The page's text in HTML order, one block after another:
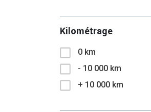
Kilométrage
0 km
- 10 000 km
+ 10 000 km